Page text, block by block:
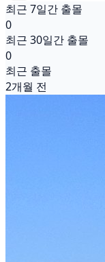
최근 7일간 출몰
0
최근 30일간 출몰
0
최근 출몰
2개월 전